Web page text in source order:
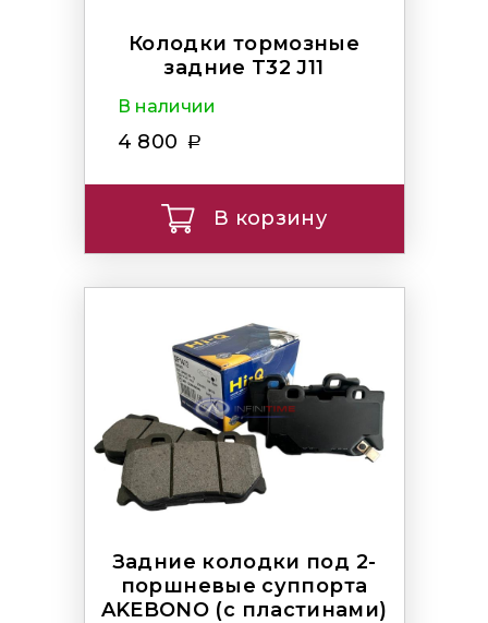
Колодки тормозные
задние T32 J11
В наличии
4 800
В корзину
Задние колодки под 2-
поршневые суппорта
AKEBONO (с пластинами)